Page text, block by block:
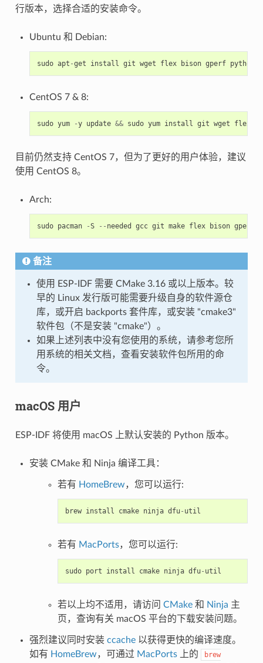
行版本，选择合适的安装命令。
Ubuntu 和 Debian:
sudo apt -get install git wget flex bison gperf python3
CentOS 7 & 8:
sudo yum -y update && sudo yum install git wget flex
目前仍然支持 CentOS 7，但为了更好的用户体验，建议
使用 CentOS 8。
Arch:
sudo pacman -S -- needed gcc git make flex bison gperf
备注
使用 ESP-IDF 需要 CMake 3.16 或以上版本。较
早的 Linux 发行版可能需要升级自身的软件源仓
库，或开启 backports 套件库，或安装 "cmake3"
软件包（不是安装 "cmake"）。
如果上述列表中没有您使用的系统，请参考您所
用系统的相关文档，查看安装软件包所用的命
令。
macOS 用户
ESP-IDF 将使用 macOS 上默认安装的 Python 版本。
安装 CMake 和 Ninja 编译工具：
若有 HomeBrew，您可以运行:
brew install cmake ninja dfu- util
若有 MacPorts，您可以运行:
sudo port install cmake ninja dfu- util
若以上均不适用，请访问 CMake和 Ninja 主
页，查询有关 macOS 平台的下载安装问题。
强烈建议同时安装 ccache以获得更快的编译速度。
如有 HomeBrew，可通过 MacPorts上的
brew